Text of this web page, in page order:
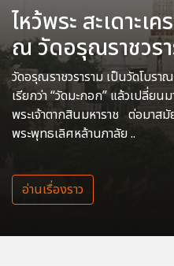
ไหว้พระ สะเดาะเ
ณ วัดอรุณราชวร
วัดอรุณราชวราราม เป็นวัดโบร
เรียกว่า “วัดมะกอก” แล้วเปลี่ย
พระเจ้าตากสินมหาราช ต่อมาส
พระพุทธเลิศหล้านภาลัย ..
อ่านเรื่องราว